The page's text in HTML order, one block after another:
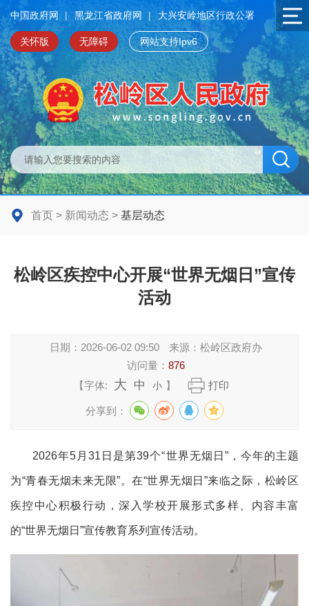
中国政府网 | 黑龙江省政府网 | 大兴安岭地区行政公署
关怀版 无障碍 网站支持Ipv6
首页 > 新闻动态 > 基层动态
松岭区疾控中心开展“世界无烟日”宣传
活动
日期： 2026-06-02 09:50 来源： 松岭区政府办
访问量： 876
【字体:
大 中 小 】 打印
分享到：
2026年5月31日是第39个“世界无烟日”，今年的主题
为“青春无烟未来无限”。在“世界无烟日”来临之际，松岭区
疾控中心积极行动，深入学校开展形式多样、内容丰富
的“世界无烟日”宣传教育系列宣传活动。